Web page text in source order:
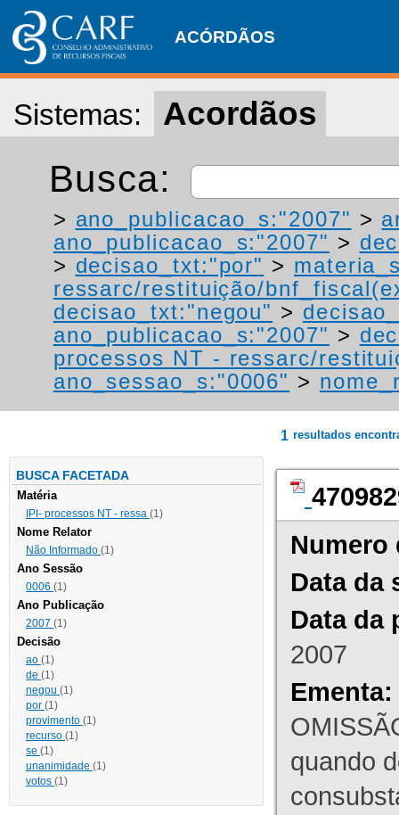
ACÓRDÃOS
Sistemas: Acordãos
Busca:
> ano_publicacao_s:"2007" >
ano_publicacao_s:"2007" >
> decisao_txt:"por" >
ressarc/restituição/
decisao_txt:"negou" >
ano_publicacao_s:"2007" >
processos NT - ressarc/
ano_sessao_s:"0006" >
BUSCA FACETADA
Matéria
IPI- processos NT - ressa (1)
Nome Relator
Não Informado (1)
Ano Sessão
0006 (1)
Ano Publicação
2007 (1)
Decisão
ao (1)
de (1)
negou (1)
por (1)
provimento (1)
recurso (1)
se (1)
unanimidade (1)
votos (1)
1 resultados
Numero
Data da
Data da
2007
Ementa:
quando